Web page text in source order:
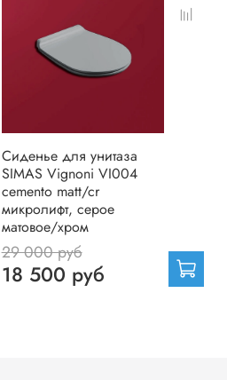
Сиденье для унитаза
SIMAS Vignoni VI004
cemento matt/cr
микролифт, серое
матовое/хром
29 000 руб
18 500 руб